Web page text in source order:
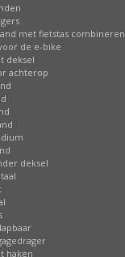
met fietstas combineren
de e-bike
deksel
achterop
deksel
haken